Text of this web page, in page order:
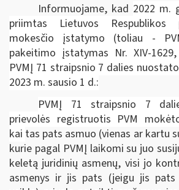
Informuojame, kad 2022 m.
priimtas Lietuvos Respublikos
mokesčio įstatymo (toliau ­-
pakeitimo įstatymas Nr. XIV-
PVMĮ 71 straipsnio 7 dalies
2023 m. sausio 1 d.:
PVMĮ 71 straipsnio 7
prievolės registruotis PVM
kai tas pats asmuo (vienas ar kartu
kurie pagal PVMĮ laikomi su juo
keletą juridinių asmenų, visi jo
asmenys ir jis pats (jeigu jis pats